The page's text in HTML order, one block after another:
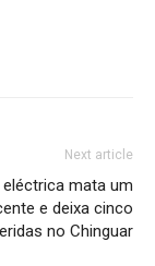
Next article
eléctrica mata um
e deixa cinco
no Chinguar